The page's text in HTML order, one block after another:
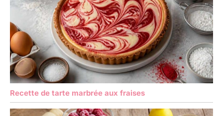
Recette de tarte marbrée aux fraises